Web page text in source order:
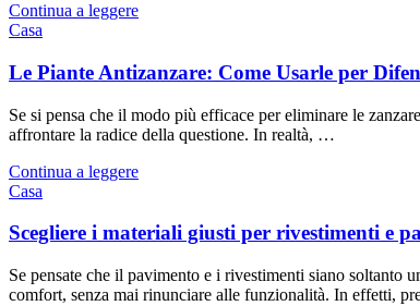
Continua a leggere
Casa
Le Piante Antizanzare: Come Usarle per
Se si pensa che il modo più efficace per eliminare le
affrontare la radice della questione. In realtà, …
Continua a leggere
Casa
Scegliere i materiali giusti per rivestimenti e
Se pensate che il pavimento e i rivestimenti siano soltanto
comfort, senza mai rinunciare alle funzionalità. In effetti,